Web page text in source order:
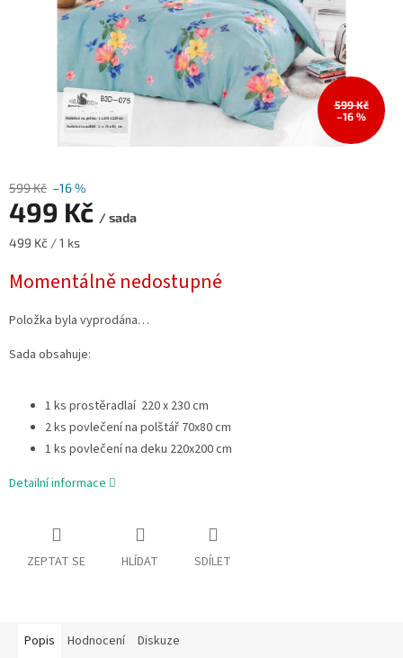
599 Kč
–16 %
599 Kč –16 %
499 Kč / sada
Měrná
499 Kč / 1 ks
Momentálně nedostupné
Položka byla vyprodána…
Sada obsahuje:
1 ks prostěradlaí 220 x 230 cm
2 ks povlečení na polštář 70x80 cm
1 ks povlečení na deku 220x200 cm
Detailní informace
ZEPTAT SE HLÍDAT SDÍLET
Popis Hodnocení Diskuze